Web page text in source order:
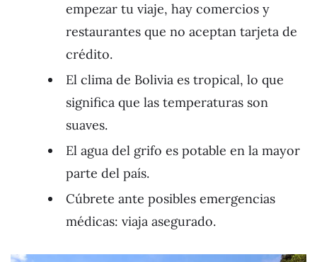
empezar tu viaje, hay comercios y
restaurantes que no aceptan tarjeta de
crédito.
El clima de Bolivia es tropical, lo que
significa que las temperaturas son
suaves.
El agua del grifo es potable en la mayor
parte del país.
Cúbrete ante posibles emergencias
médicas: viaja asegurado.